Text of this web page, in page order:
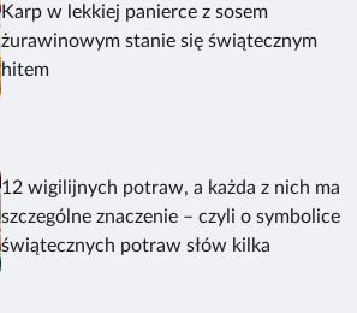
Karp w lekkiej panierce z sosem
żurawinowym stanie się świątecznym
hitem
12 wigilijnych potraw, a każda z nich ma
szczególne znaczenie – czyli o symbolice
świątecznych potraw słów kilka